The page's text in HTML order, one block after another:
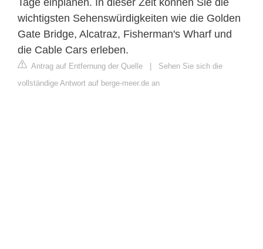
wichtigsten Sehenswürdigkeiten wie die Golden
Gate Bridge, Alcatraz, Fisherman's Wharf und
die Cable Cars erleben.
Antrag auf Entfernung der Quelle | Sehen Sie sich die
vollständige Antwort auf berge-meer.de an